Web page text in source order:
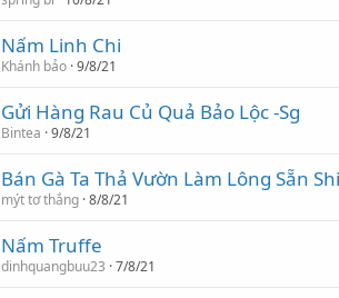
Nấm Linh Chi
Khánh bảo 9/8/21
Gửi Hàng Rau Củ Quả Bảo Lộc -Sg
Bintea 9/8/21
Bán Gà Ta Thả Vườn Làm Lông Sẵn
mýt tơ thắng 8/8/21
Nấm Truffe
dinhquangbuu23 7/8/21